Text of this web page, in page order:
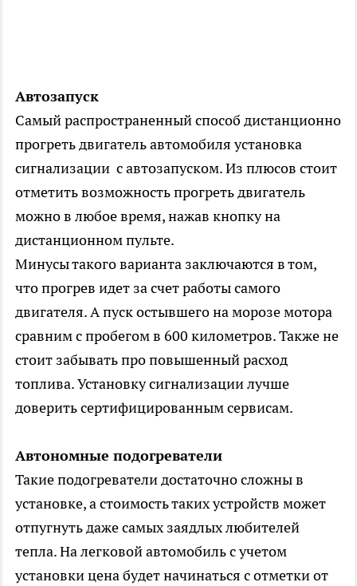
Автозапуск
Самый распространенный способ дистанционно
прогреть двигатель автомобиля установка
сигнализации с автозапуском. Из плюсов стоит
отметить возможность прогреть двигатель
можно в любое время, нажав кнопку на
дистанционном пульте.
Минусы такого варианта заключаются в том,
что прогрев идет за счет работы самого
двигателя. А пуск остывшего на морозе мотора
сравним с пробегом в 600 километров. Также не
стоит забывать про повышенный расход
топлива. Установку сигнализации лучше
доверить сертифицированным сервисам.
Автономные подогреватели
Такие подогреватели достаточно сложны в
установке, а стоимость таких устройств может
отпугнуть даже самых заядлых любителей
тепла. На легковой автомобиль с учетом
установки цена будет начинаться с отметки от